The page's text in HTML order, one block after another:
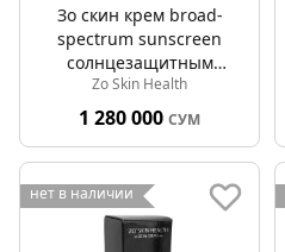
Зо скин крем broad-
spectrum sunscreen
солнцезащитным
фильтром широкого
спектра spf 50 118мл
Zo Skin Health
1 280 000 СУМ
нет в наличии